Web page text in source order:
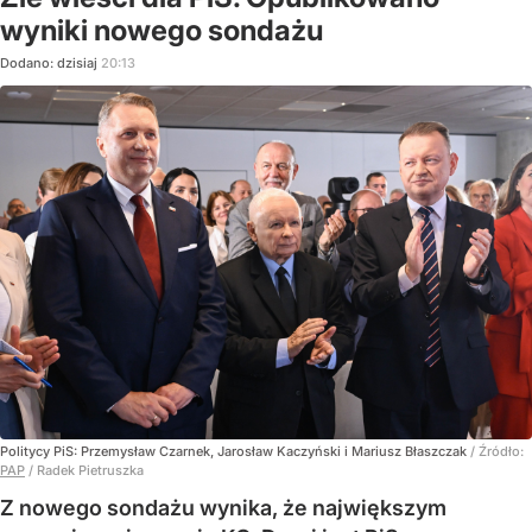
wyniki nowego sondażu
Dodano: dzisiaj 20:13
Politycy PiS: Przemysław Czarnek, Jarosław Kaczyński i Mariusz Błaszczak / Źródło:
PAP / Radek Pietruszka
Z nowego sondażu wynika, że największym